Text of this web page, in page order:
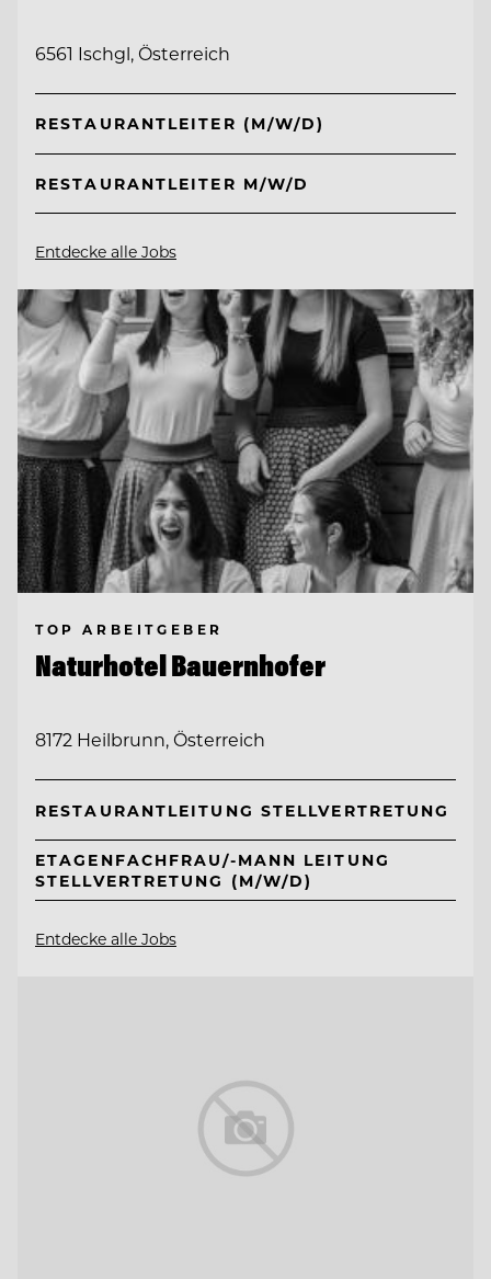
6561 Ischgl, Österreich
RESTAURANTLEITER (M/W/D)
RESTAURANTLEITER M/W/D
Entdecke alle Jobs
TOP ARBEITGEBER
Naturhotel Bauernhofer
8172 Heilbrunn, Österreich
RESTAURANTLEITUNG STELLVERTRETUNG
ETAGENFACHFRAU/-MANN LEITUNG
STELLVERTRETUNG (M/W/D)
Entdecke alle Jobs